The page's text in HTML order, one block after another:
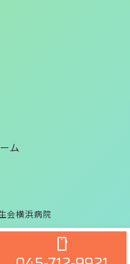
ム
会横浜病院
smartphone